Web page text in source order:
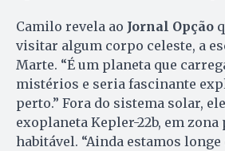
Camilo revela ao Jornal Opção
visitar algum corpo celeste, a
Marte. “É um planeta que
mistérios e seria fascinante
perto.” Fora do sistema solar,
exoplaneta Kepler-22b, em
habitável. “Ainda estamos longe